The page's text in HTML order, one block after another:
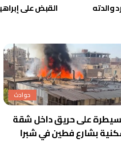
والدته
القبض على
حوادث
على حريق داخل شقة
بشارع فطين في شبرا